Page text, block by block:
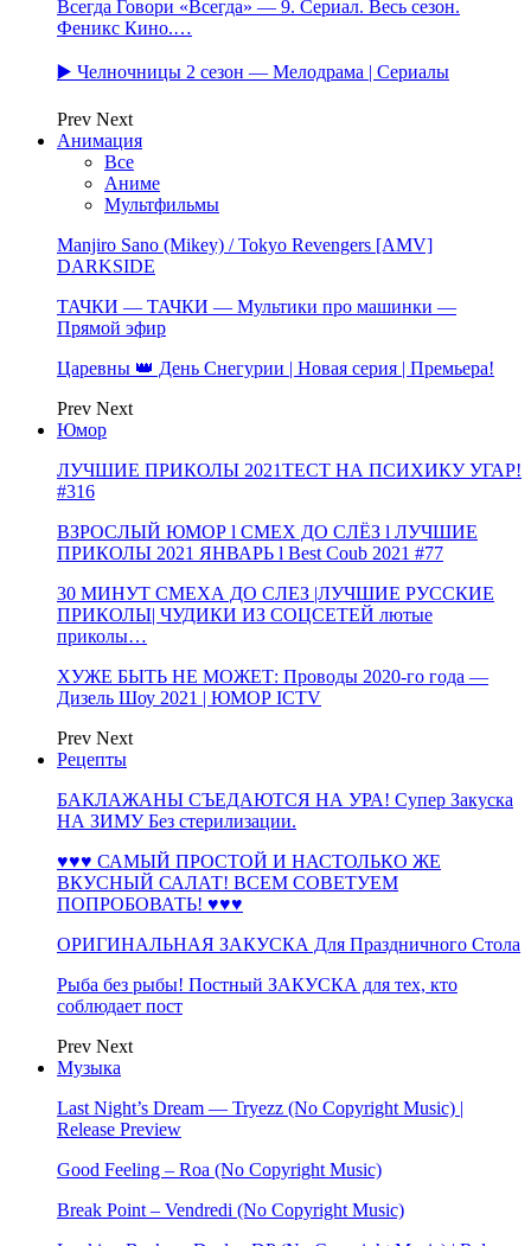
Всегда Говори «Всегда» — 9. Сериал. Весь сезон.
Феникс Кино.…
▶️ Челночницы 2 сезон — Мелодрама | Сериалы
Prev Next
Анимация
Все
Аниме
Мультфильмы
Manjiro Sano (Mikey) / Tokyo Revengers [AMV]
DARKSIDE
ТАЧКИ — ТАЧКИ — Мультики про машинки —
Прямой эфир
Царевны 👑 День Снегурии | Новая серия | Премьера!
Prev Next
Юмор
ЛУЧШИЕ ПРИКОЛЫ 2021ТЕСТ НА ПСИХИКУ УГАР!
#316
ВЗРОСЛЫЙ ЮМОР l СМЕХ ДО СЛЁЗ l ЛУЧШИЕ
ПРИКОЛЫ 2021 ЯНВАРЬ l Best Coub 2021 #77
30 МИНУТ СМЕХА ДО СЛЕЗ |ЛУЧШИЕ РУССКИЕ
ПРИКОЛЫ| ЧУДИКИ ИЗ СОЦСЕТЕЙ лютые
приколы…
ХУЖЕ БЫТЬ НЕ МОЖЕТ: Проводы 2020-го года —
Дизель Шоу 2021 | ЮМОР ICTV
Prev Next
Рецепты
БАКЛАЖАНЫ СЪЕДАЮТСЯ НА УРА! Супер Закуска
НА ЗИМУ Без стерилизации.
♥♥♥ САМЫЙ ПРОСТОЙ И НАСТОЛЬКО ЖЕ
ВКУСНЫЙ САЛАТ! ВСЕМ СОВЕТУЕМ
ПОПРОБОВАТЬ! ♥♥♥
ОРИГИНАЛЬНАЯ ЗАКУСКА Для Праздничного Стола
Рыба без рыбы! Постный ЗАКУСКА для тех, кто
соблюдает пост
Prev Next
Музыка
Last Night’s Dream — Tryezz (No Copyright Music) |
Release Preview
Good Feeling – Roa (No Copyright Music)
Break Point – Vendredi (No Copyright Music)